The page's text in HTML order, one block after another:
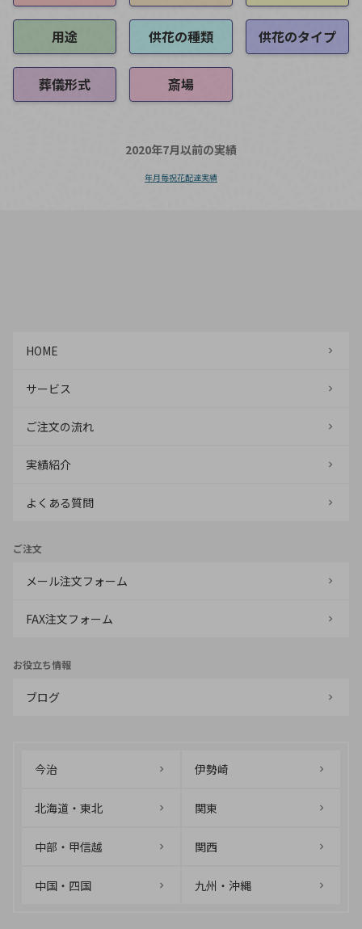
用途 供花の種類 供花のタイプ
葬儀形式 斎場
2020年7月以前の実績
年月毎祝花配達実績
HOME
サービス
ご注文の流れ
実績紹介
よくある質問
ご注文
メール注文フォーム
FAX注文フォーム
お役立ち情報
ブログ
今治 伊勢崎
北海道・東北 関東
中部・甲信越 関西
中国・四国 九州・沖縄